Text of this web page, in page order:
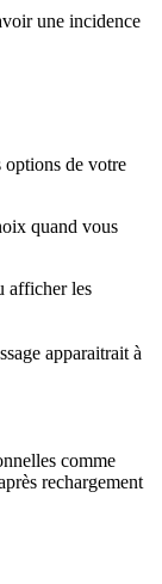
une incidence
options de votre
quand vous
afficher les
apparaitrait à
comme
rechargement